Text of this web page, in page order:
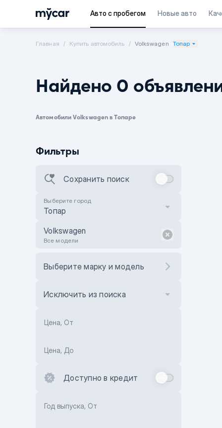
Авто с пробегом Новые авто
Главная Купить автомобиль Volkswagen Топар
Найдено 0
Автомобили Volkswagen в Топаре
Фильтры
Сохранить поиск
Выберите город
Топар
Volkswagen
Все модели
Выберите марку и модель
Исключить из поиска
Цена, От
Цена, До
Доступно в кредит
Год выпуска, От